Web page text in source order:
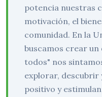
potencia nuestras
motivación, el
comunidad. En la
buscamos crear
todos" nos
explorar, descubrir
positivo y